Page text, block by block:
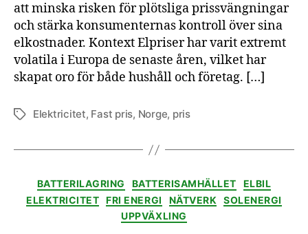
trygghet
och
kontroll
att minska risken för plötsliga prissvängningar
och stärka konsumenternas kontroll över sina
elkostnader. Kontext Elpriser har varit extremt
volatila i Europa de senaste åren, vilket har
skapat oro för både hushåll och företag. […]
EtiketterElektricitet, Fast pris, Norge, pris
Kategorier
BATTERILAGRING BATTERISAMHÄLLET
ELBIL
ELEKTRICITET
FRI ENERGI NÄTVERK
SOLENERGI
UPPVÄXLING